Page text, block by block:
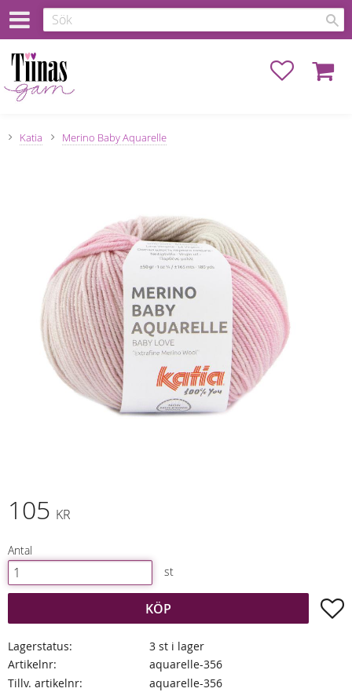
Favoriter
Katia Merino Baby Aquarelle
105 KR
Antal
st
KÖP
Lagerstatus
3 st i lager
Artikelnr
aquarelle-356
Tillv. artikelnr
aquarelle-356